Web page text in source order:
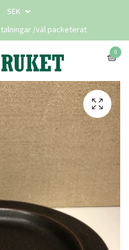
SEK
/väl packeterat
0